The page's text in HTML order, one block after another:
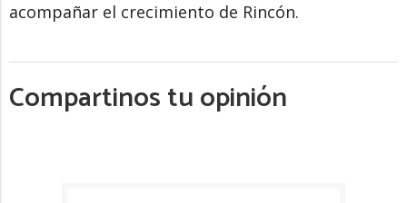
acompañar el crecimiento de Rincón.
Compartinos tu opinión